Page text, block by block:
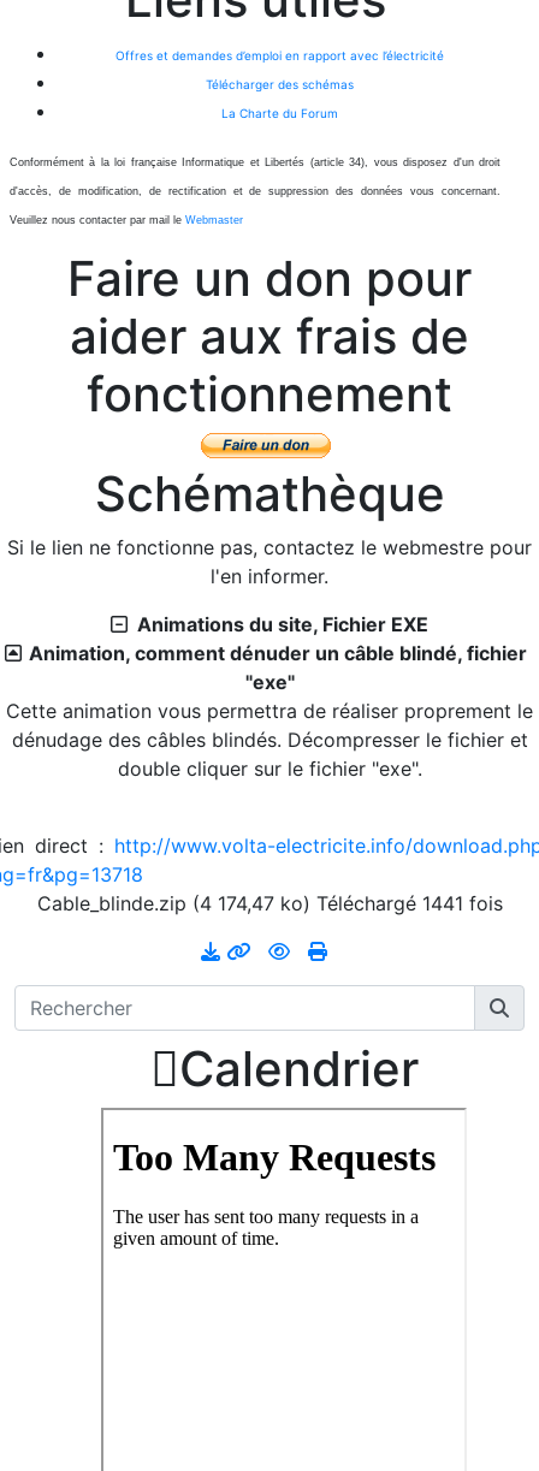
Offres et demandes d’emploi en rapport avec l’électricité
Télécharger des schémas
La Charte du Forum
Conformément à la loi française Informatique et Libertés (article 34), vous disposez d'un droit
d'accès, de modification, de rectification et de suppression des données vous concernant.
Veuillez nous contacter par mail le Webmaster
Faire un don pour
aider aux frais de
fonctionnement
Schémathèque
Si le lien ne fonctionne pas, contactez le webmestre pour
l'en informer.
Animations du site, Fichier EXE
Animation, comment dénuder un câble blindé, fichier
"exe"
Cette animation vous permettra de réaliser proprement le
dénudage des câbles blindés. Décompresser le fichier et
double cliquer sur le fichier "exe".
direct : http://www.volta-electricite.info/
Cable_blinde.zip (4 174,47 ko) Téléchargé 1441 fois
Calendrier